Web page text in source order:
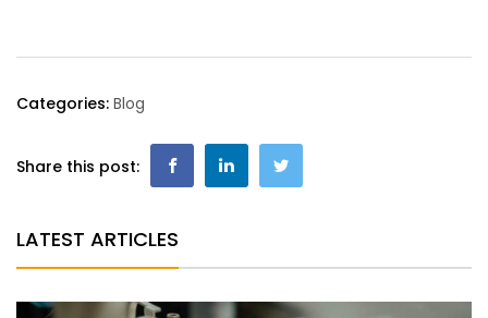
Categories: Blog
Share this post:
LATEST ARTICLES